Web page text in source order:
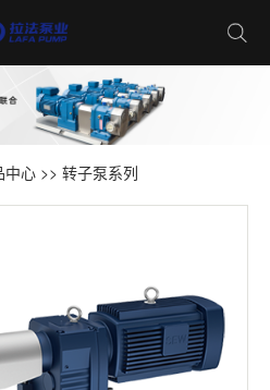
中心 >> 转子泵系列